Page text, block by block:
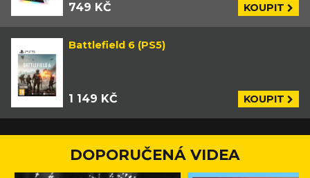
749 KČ KOUPIT
Battlefield 6 (PS5)
1 149 KČ KOUPIT
DOPORUČENÁ VIDEA